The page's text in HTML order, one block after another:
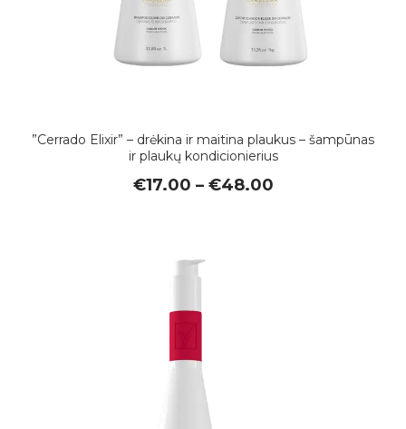
”Cerrado Elixir” – drėkina ir maitina plaukus – šampūnas
ir plaukų kondicionierius
€17.00 – €48.00Price